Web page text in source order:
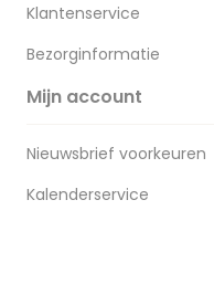
Klantenservice
Bezorginformatie
Mijn account
Nieuwsbrief voorkeuren
Kalenderservice